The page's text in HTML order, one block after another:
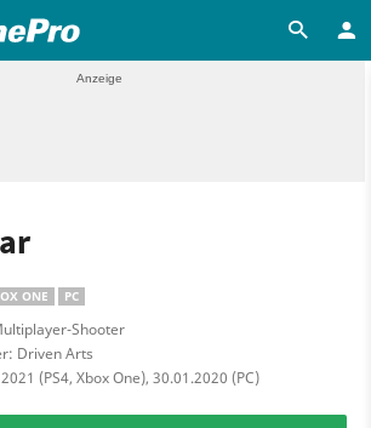
ONE PC
Shooter
Driven Arts
(PS4, Xbox One), 30.01.2020 (PC)